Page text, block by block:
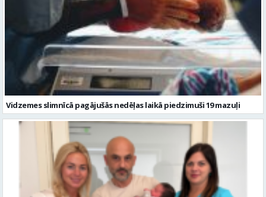
Vidzemes slimnīcā pagājušās nedēļas laikā piedzimuši 19 mazuļi